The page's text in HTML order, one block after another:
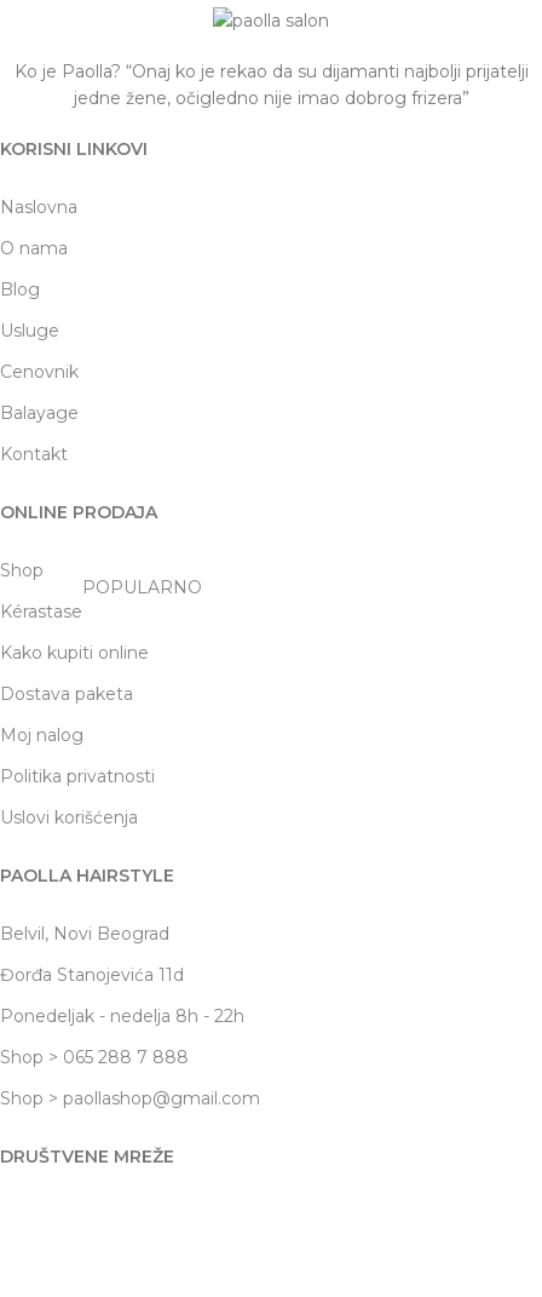
Ko je Paolla? “Onaj ko je rekao da su dijamanti najbolji prijatelji
jedne žene, očigledno nije imao dobrog frizera”
KORISNI LINKOVI
Naslovna
O nama
Blog
Usluge
Cenovnik
Balayage
Kontakt
ONLINE PRODAJA
Shop
Kérastase
POPULARNO
Kako kupiti online
Dostava paketa
Moj nalog
Politika privatnosti
Uslovi korišćenja
PAOLLA HAIRSTYLE
Belvil, Novi Beograd
Đorđa Stanojevića 11d
Ponedeljak - nedelja 8h - 22h
Shop > 065 288 7 888
Shop > paollashop@gmail.com
DRUŠTVENE MREŽE